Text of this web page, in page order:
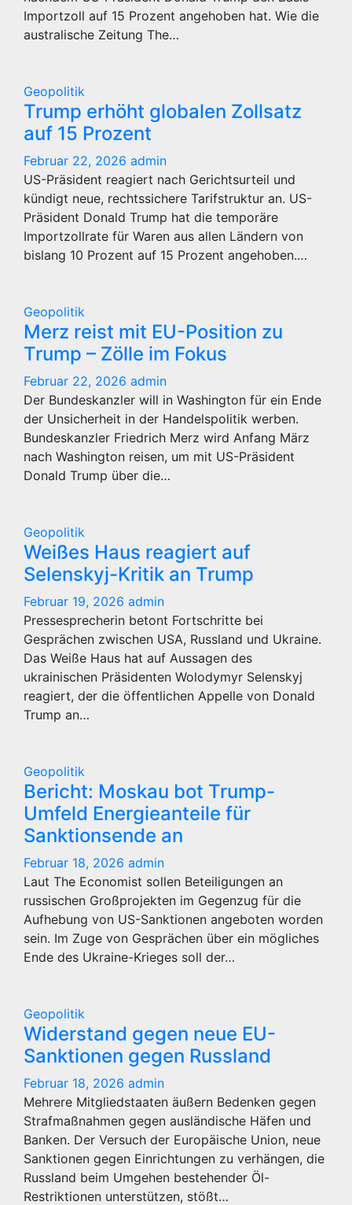
Importzoll auf 15 Prozent angehoben hat. Wie die
australische Zeitung The…
Geopolitik
Trump erhöht globalen Zollsatz
auf 15 Prozent
Februar 22, 2026 admin
US-Präsident reagiert nach Gerichtsurteil und
kündigt neue, rechtssichere Tarifstruktur an. US-
Präsident Donald Trump hat die temporäre
Importzollrate für Waren aus allen Ländern von
bislang 10 Prozent auf 15 Prozent angehoben.…
Geopolitik
Merz reist mit EU-Position zu
Trump – Zölle im Fokus
Februar 22, 2026 admin
Der Bundeskanzler will in Washington für ein Ende
der Unsicherheit in der Handelspolitik werben.
Bundeskanzler Friedrich Merz wird Anfang März
nach Washington reisen, um mit US-Präsident
Donald Trump über die…
Geopolitik
Weißes Haus reagiert auf
Selenskyj-Kritik an Trump
Februar 19, 2026 admin
Pressesprecherin betont Fortschritte bei
Gesprächen zwischen USA, Russland und Ukraine.
Das Weiße Haus hat auf Aussagen des
ukrainischen Präsidenten Wolodymyr Selenskyj
reagiert, der die öffentlichen Appelle von Donald
Trump an…
Geopolitik
Bericht: Moskau bot Trump-
Umfeld Energieanteile für
Sanktionsende an
Februar 18, 2026 admin
Laut The Economist sollen Beteiligungen an
russischen Großprojekten im Gegenzug für die
Aufhebung von US-Sanktionen angeboten worden
sein. Im Zuge von Gesprächen über ein mögliches
Ende des Ukraine-Krieges soll der…
Geopolitik
Widerstand gegen neue EU-
Sanktionen gegen Russland
Februar 18, 2026 admin
Mehrere Mitgliedstaaten äußern Bedenken gegen
Strafmaßnahmen gegen ausländische Häfen und
Banken. Der Versuch der Europäische Union, neue
Sanktionen gegen Einrichtungen zu verhängen, die
Russland beim Umgehen bestehender Öl-
Restriktionen unterstützen, stößt…